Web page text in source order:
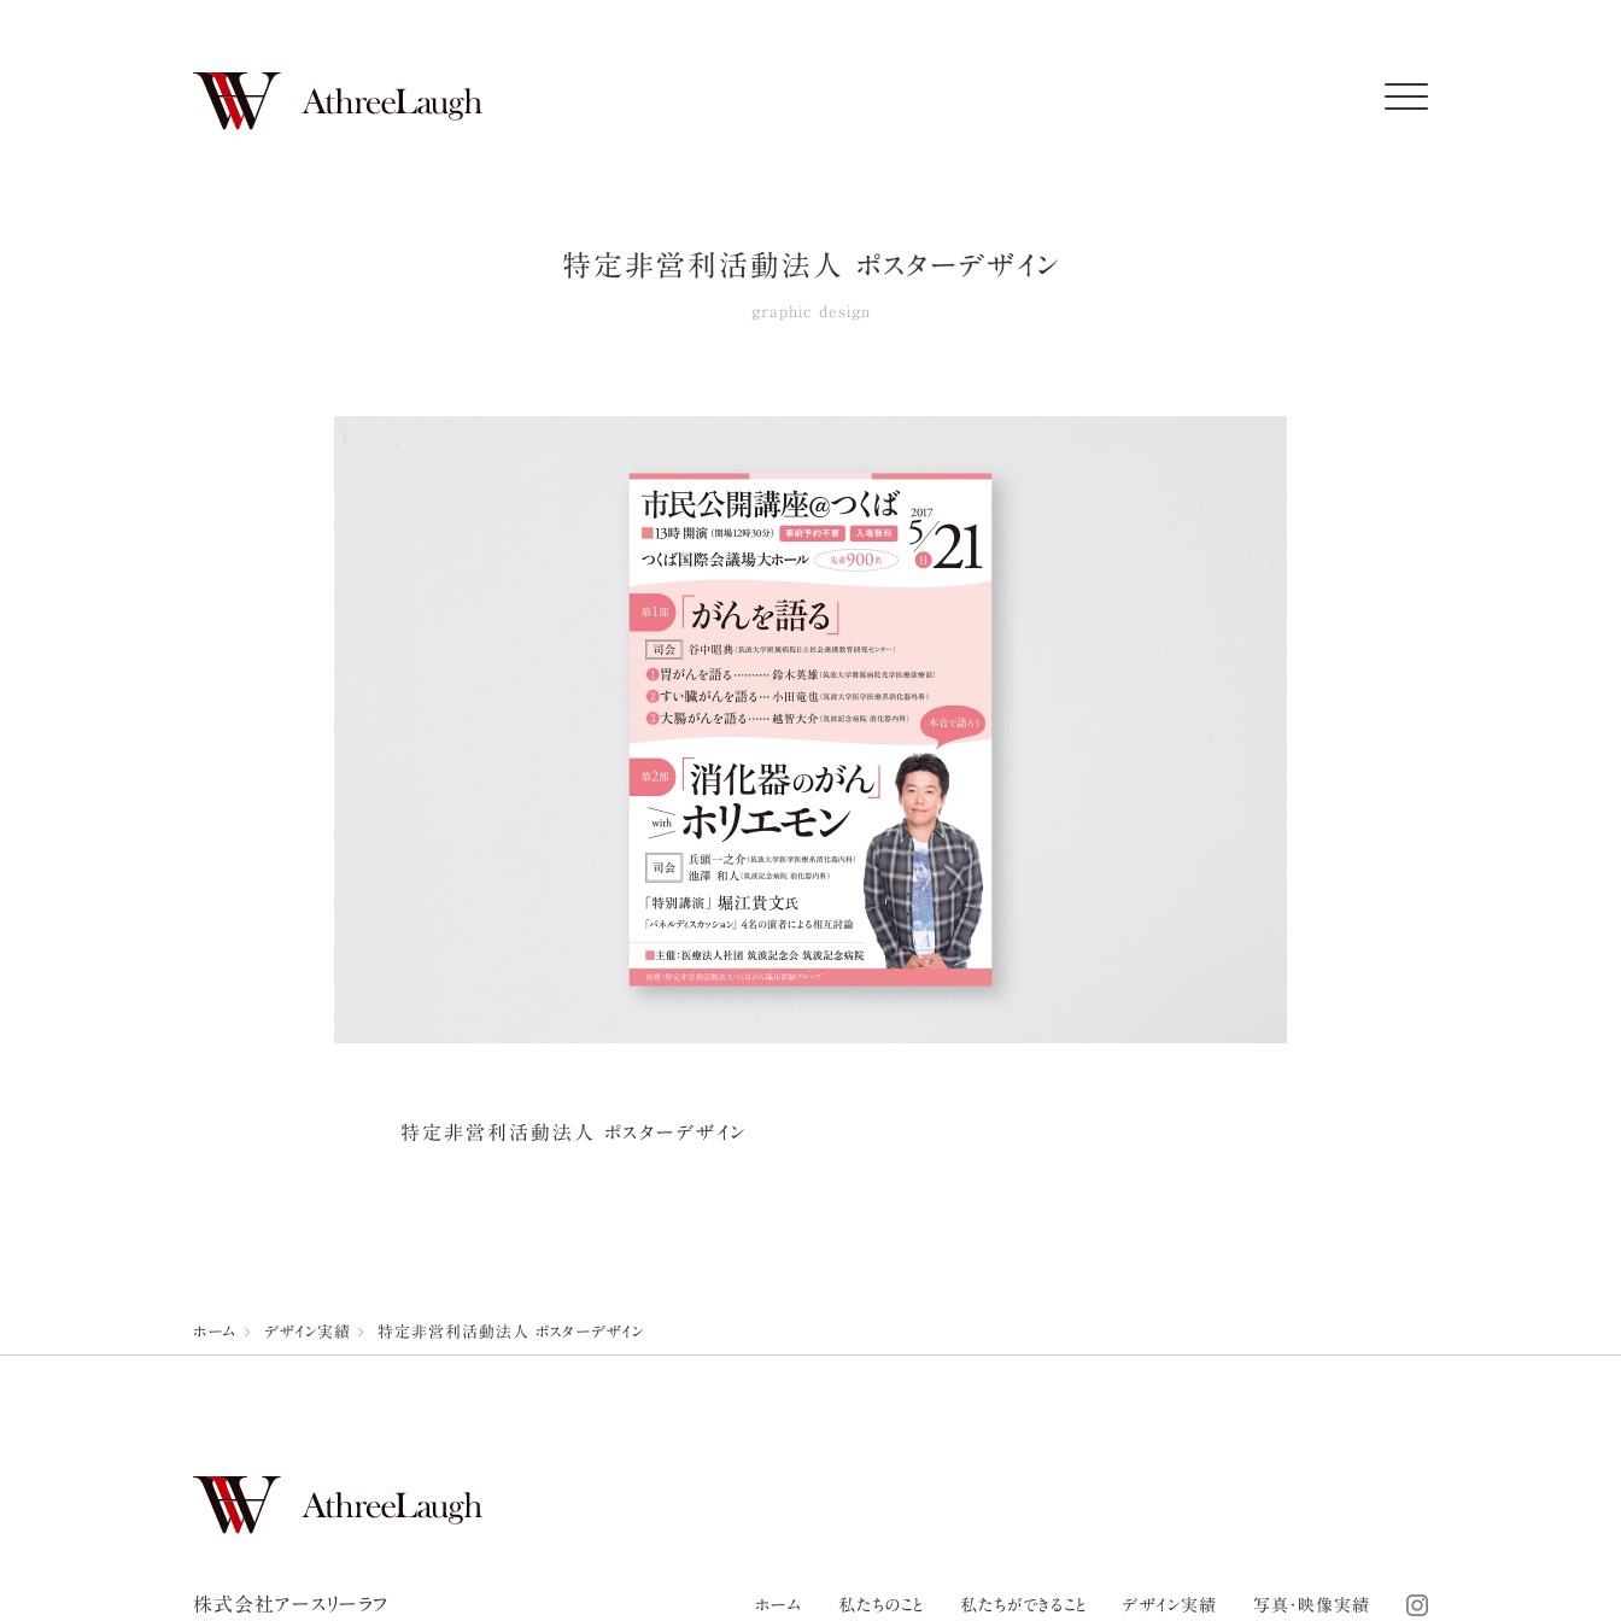
Click
特定非営利活動法人 ポスターデザイン
graphic design
特定非営利活動法人 ポスターデザイン
ホーム デザイン実績 特定非営利活動法人 ポスターデザイン
株式会社アースリーラフ ホーム 私たちのこと 私たちができること デザイン実績 写真・映像実績